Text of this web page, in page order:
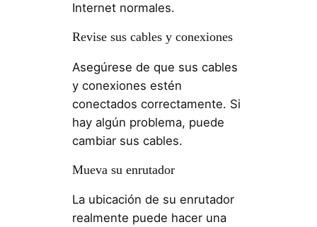
Internet normales.
Revise sus cables y conexiones
Asegúrese de que sus cables
y conexiones estén
conectados correctamente. Si
hay algún problema, puede
cambiar sus cables.
Mueva su enrutador
La ubicación de su enrutador
realmente puede hacer una